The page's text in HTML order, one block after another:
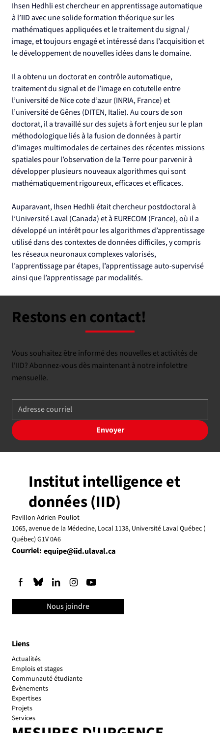
Ihsen Hedhli est chercheur en apprentissage automatique
à l’IID avec une solide formation théorique sur les
mathématiques appliquées et le traitement du signal /
image, et toujours engagé et intéressé dans l’acquisition et
le développement de nouvelles idées dans le domaine.
Il a obtenu un doctorat en contrôle automatique,
traitement du signal et de l’image en cotutelle entre
l’université de Nice cote d’azur (INRIA, France) et
l’université de Gênes (DITEN, Italie). Au cours de son
doctorat, il a travaillé sur des sujets à fort enjeu sur le plan
méthodologique liés à la fusion de données à partir
d’images multimodales de certaines des récentes missions
spatiales pour l’observation de la Terre pour parvenir à
développer plusieurs nouveaux algorithmes qui sont
mathématiquement rigoureux, efficaces et efficaces.
Auparavant, Ihsen Hedhli était chercheur postdoctoral à
l’Université Laval (Canada) et à EURECOM (France), où il a
développé un intérêt pour les algorithmes d’apprentissage
utilisé dans des contextes de données difficiles, y compris
les réseaux neuronaux complexes valorisés,
l’apprentissage par étapes, l’apprentissage auto-supervisé
ainsi que l’apprentissage par modalités.
Restons en contact!
Vous souhaitez être informé des nouvelles et activités de
l'IID? Abonnez-vous dès maintenant à notre infolettre
mensuelle.
Envoyer
Liens
Actualités
Emplois et stages
Communauté étudiante
Évènements
Expertises
Projets
Services
Institut intelligence et
données (IID)
Pavillon Adrien-Pouliot
1065, avenue de la Médecine, Local 1138, Université Laval Québec (
Québec) G1V 0A6
Courriel: equipe@iid.ulaval.ca
Nous joindre